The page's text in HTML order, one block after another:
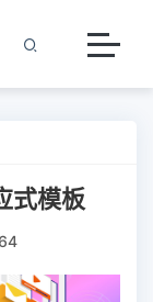
式模板